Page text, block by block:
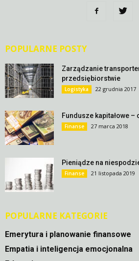
POPULARNE POSTY
Zarządzanie
przedsiębiorstwie
Logistyka 22 grudnia 2017
Fundusze kapitałowe –
Finanse 27 marca 2018
Pieniądze na
Finanse 21 listopada 2019
POPULARNE KATEGORIE
Emerytura i planowanie finansowe
Empatia i inteligencja emocjonalna